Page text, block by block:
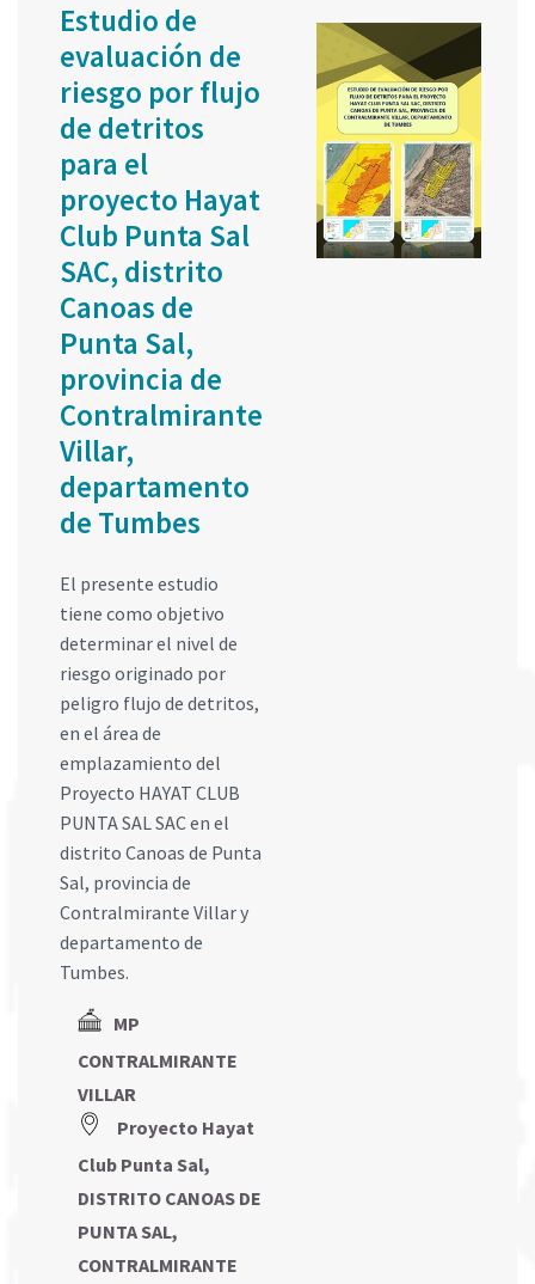
Estudio de
evaluación de
riesgo por flujo
de detritos
para el
proyecto Hayat
Club Punta Sal
SAC, distrito
Canoas de
Punta Sal,
provincia de
Contralmirante
Villar,
departamento
de Tumbes
El presente estudio
tiene como objetivo
determinar el nivel de
riesgo originado por
peligro flujo de detritos,
en el área de
emplazamiento del
Proyecto HAYAT CLUB
PUNTA SAL SAC en el
distrito Canoas de Punta
Sal, provincia de
Contralmirante Villar y
departamento de
Tumbes.
MP
CONTRALMIRANTE
VILLAR
Proyecto Hayat
Club Punta Sal,
DISTRITO CANOAS DE
PUNTA SAL,
CONTRALMIRANTE